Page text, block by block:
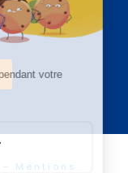
Mentions